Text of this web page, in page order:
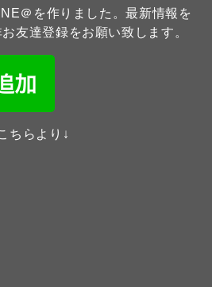
＠を作りました。最新情報を
友達登録をお願い致します。
ちらより↓